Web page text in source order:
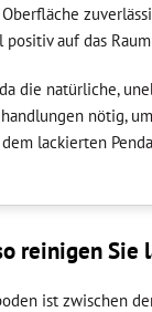
positiv auf das
die natürliche,
nötig,
lackierten
reinigen
ist zwischen